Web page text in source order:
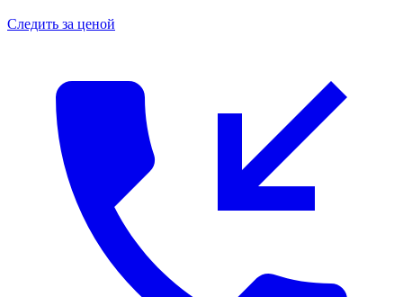
Следить за ценой